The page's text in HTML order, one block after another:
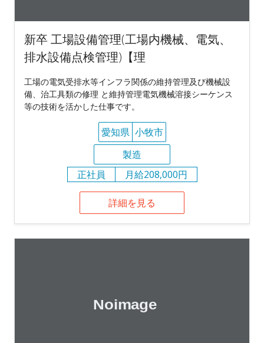
新卒 工場設備管理(工場内機械、電気、
排水設備点検管理)【理
工場の電気受排水等インフラ関係の維持管理及び機械設
備、治工具類の修理 と維持管理電気機械溶接シーケンス
等の技術を活かした仕事です。
愛知県 小牧市
製造
正社員
月給208,000円
詳細を見る